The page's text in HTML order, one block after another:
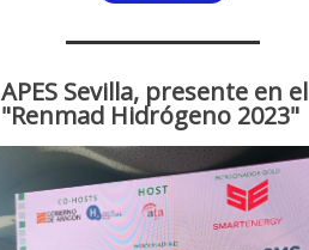
APES Sevilla, presente en el
"Renmad Hidrógeno 2023"